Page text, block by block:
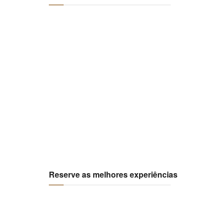
Reserve as melhores experiências